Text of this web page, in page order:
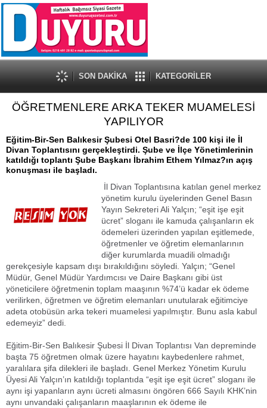
SON DAKİKA KATEGORİLER
ÖĞRETMENLERE ARKA TEKER MUAMELESİ
YAPILIYOR
Eğitim-Bir-Sen Balıkesir Şubesi Otel Basri?de 100 kişi ile İl
Divan Toplantısını gerçekleştirdi. Şube ve İlçe Yönetimlerinin
katıldığı toplantı Şube Başkanı İbrahim Ethem Yılmaz?ın açış
konuşması ile başladı.
İl Divan Toplantısına katılan genel merkez
yönetim kurulu üyelerinden Genel Basın
Yayın Sekreteri Ali Yalçın; “eşit işe eşit
ücret” sloganı ile kamuda çalışanların ek
ödemeleri üzerinden yapılan eşitlemede,
öğretmenler ve öğretim elemanlarının
diğer kurumlarda muadili olmadığı
gerekçesiyle kapsam dışı bırakıldığını söyledi. Yalçın; “Genel
Müdür, Genel Müdür Yardımcısı ve Daire Başkanı gibi üst
yöneticilere öğretmenin toplam maaşının %74’ü kadar ek ödeme
verilirken, öğretmen ve öğretim elemanları unutularak eğitimciye
adeta otobüsün arka tekeri muamelesi yapılmıştır. Bunu asla kabul
edemeyiz” dedi.
Eğitim-Bir-Sen Balıkesir Şubesi İl Divan Toplantısı Van depreminde
başta 75 öğretmen olmak üzere hayatını kaybedenlere rahmet,
yaralılara şifa dilekleri ile başladı. Genel Merkez Yönetim Kurulu
Üyesi Ali Yalçın’ın katıldığı toplantıda “eşit işe eşit ücret” sloganı ile
aynı işi yapanların aynı ücreti almasını öngören 666 Sayılı KHK’nin
aynı unvandaki çalışanların maaşlarının ek ödeme ile